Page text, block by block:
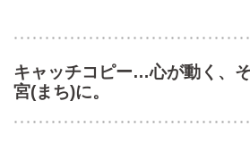
キャッチコピー…心が動く、
宮(まち)に。